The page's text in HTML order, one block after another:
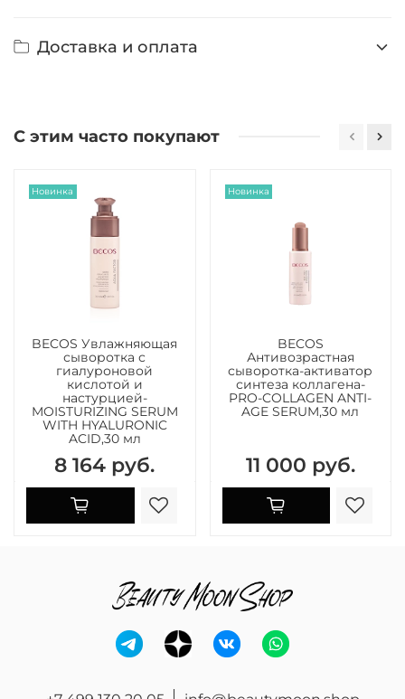
Доставка и оплата
С этим часто покупают
Новинка
BECOS Увлажняющая
сыворотка с
гиалуроновой
кислотой и
настурцией-
MOISTURIZING SERUM
WITH HYALURONIC
ACID,30 мл
8 164 руб.
Новинка
BECOS
Антивозрастная
сыворотка-активатор
синтеза коллагена-
PRO-COLLAGEN ANTI-
AGE SERUM,30 мл
11 000 руб.